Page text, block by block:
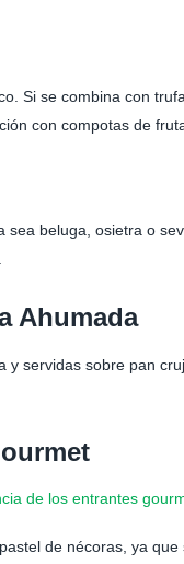
Si se combina con
con compotas de
beluga, osietra o
Ahumada
servidas sobre pan
de los entrantes
de nécoras, ya